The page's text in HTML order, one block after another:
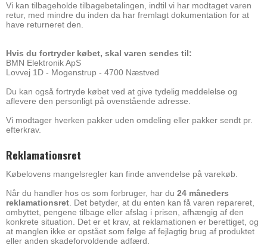
Vi kan tilbageholde tilbagebetalingen, indtil vi har modtaget varen
retur, med mindre du inden da har fremlagt dokumentation for at
have returneret den.
Hvis du fortryder købet, skal varen sendes til:
BMN Elektronik ApS
Lovvej 1D - Mogenstrup - 4700 Næstved
Du kan også fortryde købet ved at give tydelig meddelelse og
aflevere den personligt på ovenstående adresse.
Vi modtager hverken pakker uden omdeling eller pakker sendt pr.
efterkrav.
Reklamationsret
Købelovens mangelsregler kan finde anvendelse på varekøb.
Når du handler hos os som forbruger, har du 24 måneders
reklamationsret . Det betyder, at du enten kan få varen repareret,
ombyttet, pengene tilbage eller afslag i prisen, afhængig af den
konkrete situation. Det er et krav, at reklamationen er berettiget, og
at manglen ikke er opstået som følge af fejlagtig brug af produktet
eller anden skadeforvoldende adfærd.